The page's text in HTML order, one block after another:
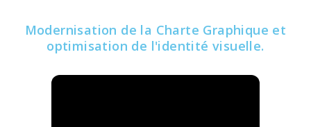
Modernisation de la Charte Graphique et
optimisation de l'identité visuelle.